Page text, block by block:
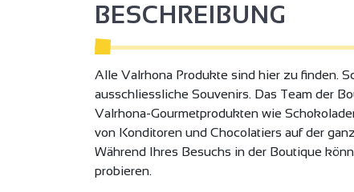
BESCHREIBUNG
Alle Valrhona Produkte sind hier zu finden.
ausschliessliche Souvenirs. Das Team der
Valrhona-Gourmetprodukten wie
von Konditoren und Chocolatiers auf der
Während Ihres Besuchs in der Boutique
probieren.